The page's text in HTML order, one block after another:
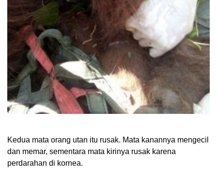
Kedua mata orang utan itu rusak. Mata kanannya mengecil
dan memar, sementara mata kirinya rusak karena
perdarahan di kornea.